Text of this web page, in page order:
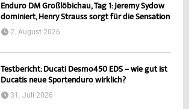
Enduro DM Großlöbichau, Tag 1: Jeremy Sydow
dominiert, Henry Strauss sorgt für die Sensation
2. August 2026
Testbericht: Ducati Desmo450 EDS – wie gut ist
Ducatis neue Sportenduro wirklich?
31. Juli 2026